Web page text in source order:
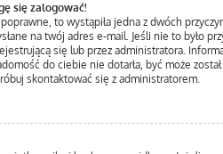
się zalogować!
to wystąpiła jedna z dwóch
na twój adres e-mail. Jeśli nie to było
się lub przez administratora.
do ciebie nie dotarła, być może
skontaktować się z administratorem.